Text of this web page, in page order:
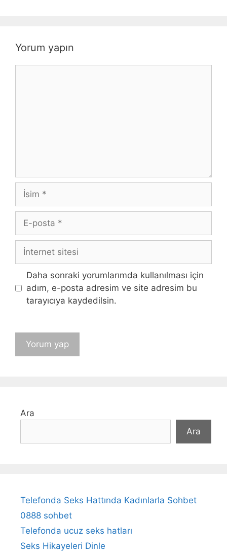
Yorum yapın
İsim
posta
İnternet
sitesi
Daha sonraki yorumlarımda kullanılması için
adım, e-posta adresim ve site adresim bu
tarayıcıya kaydedilsin.
Ara
Ara
Telefonda Seks Hattında Kadınlarla Sohbet
0888 sohbet
Telefonda ucuz seks hatları
Seks Hikayeleri Dinle